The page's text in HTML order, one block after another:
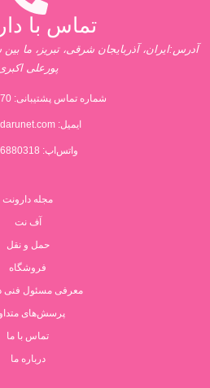
تماس با
آدرس:ایران، آذربایجان شرقی، تبریز، ما بین
پورعلی
شماره تماس پشتیبانی:
ایمیل:
واتس‌اپ: 09306880318
مجله دارونت
آف نت
حمل و نقل
فروشگاه
معرفی مسئول فنی
پرسش‌های
تماس با ما
درباره ما